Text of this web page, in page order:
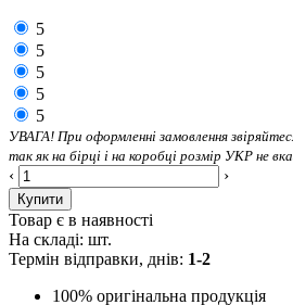
5
5
5
5
5
УВАГА! При оформленні замовлення
так як на бірці і на коробці розмір УКР не
‹ ›
Купити
Товар є в наявності
На складі: шт.
Термін відправки, днів: 1-2
100% оригінальна продукція